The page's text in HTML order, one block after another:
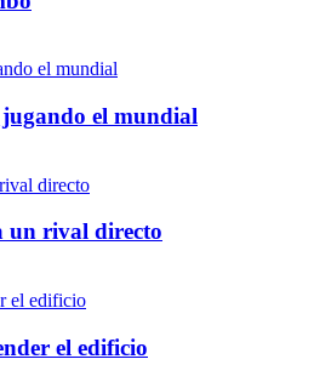
el mundial
un rival directo
el edificio